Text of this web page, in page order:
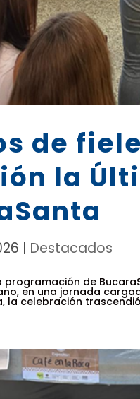
de
la
| Destacados
de
en una jornada
la celebración